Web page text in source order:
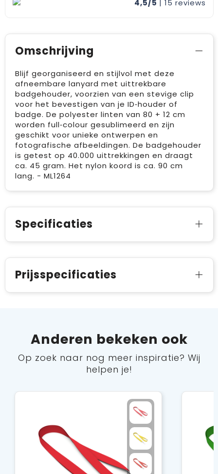
4,5/5 | 15 reviews
Omschrijving
Blijf georganiseerd en stijlvol met deze
afneembare lanyard met uittrekbare
badgehouder, voorzien van een stevige clip
voor het bevestigen van je ID‑houder of
badge. De polyester linten van 80 + 12 cm
worden full‑colour gesublimeerd en zijn
geschikt voor unieke ontwerpen en
fotografische afbeeldingen. De badgehouder
is getest op 40.000 uittrekkingen en draagt
ca. 45 gram. Het nylon koord is ca. 90 cm
lang. - ML1264
Specificaties
Prijsspecificaties
Anderen bekeken ook
Op zoek naar nog meer inspiratie? Wij
helpen je!